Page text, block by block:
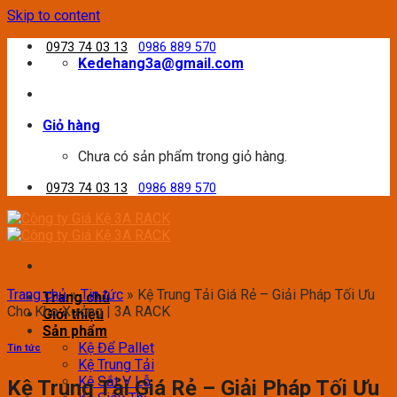
Skip to content
0973 74 03 13 0986 889 570
Kedehang3a@gmail.com
Giỏ hàng
Chưa có sản phẩm trong giỏ hàng.
0973 74 03 13 0986 889 570
Trang chủ
Giới thiệu
Sản phẩm
Kệ Để Pallet
Kệ Trung Tải
Kệ Sắt V Lỗ
Trang chủ»Tin tức » Kệ Trung Tải Giá Rẻ – Giải Pháp Tối Ưu
Cho Kho Xưởng | 3A RACK
Tin tức
Kệ Trung Tải Giá Rẻ – Giải Pháp Tối Ưu